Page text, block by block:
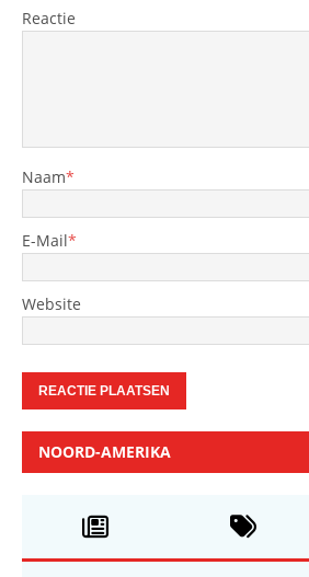
Reactie
Naam*
E-Mail*
Website
NOORD-AMERIKA